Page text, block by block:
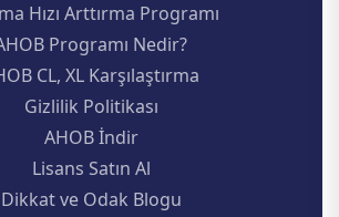
Hızı Arttırma Programı
Programı Nedir?
CL, XL Karşılaştırma
Gizlilik Politikası
AHOB İndir
Lisans Satın Al
Dikkat ve Odak Blogu